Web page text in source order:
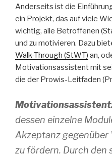
Anderseits ist die
ein Projekt, das auf viele
wichtig, alle Betroffenen
und zu motivieren. Dazu
Walk-Through (StWT) an,
Motivationsassistent mit
die der Prowis-Leitfaden
dessen einzelne
Akzeptanz
zu fördern. Durch den